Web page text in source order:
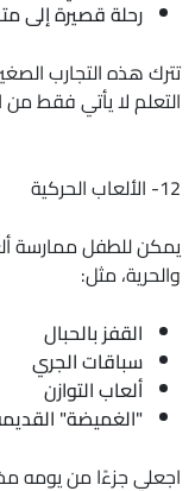
رحلة قصيرة
تترك هذه التجارب
التعلم لا يأتي فقط
12- الألعاب الحركية
يمكن للطفل ممارسة
والحرية، مثل:
القفز بالحبال
سباقات الجري
ألعاب التوازن
"الغميضة"
اجعلي جزءًا من يومه